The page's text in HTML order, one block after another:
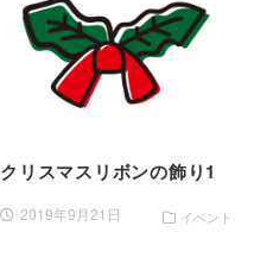
クリスマスリボンの飾り1
2019年9月21日 イベント